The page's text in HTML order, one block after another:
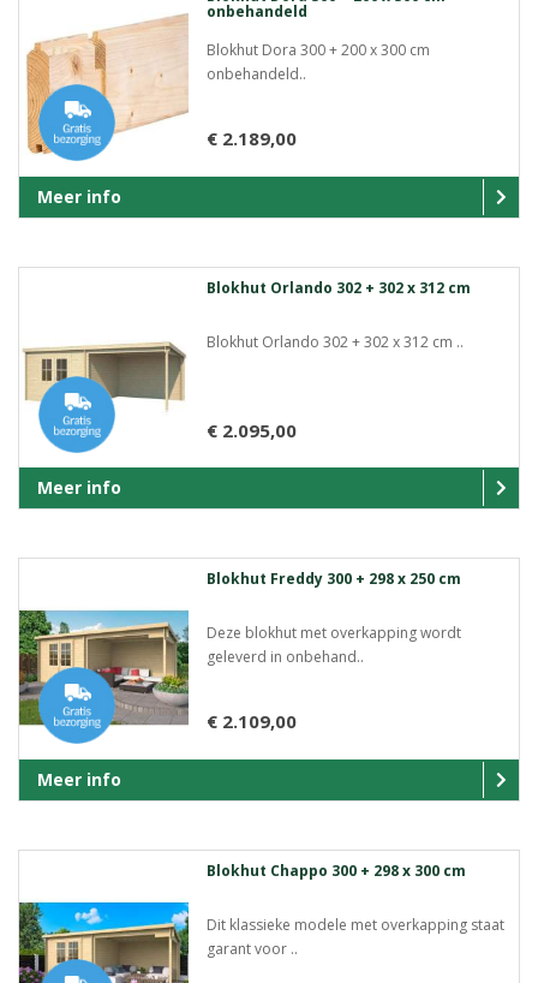
onbehandeld
Blokhut Dora 300 + 200 x 300 cm
onbehandeld..
€ 2.189,00
Meer info
Blokhut Orlando 302 + 302 x 312 cm
Blokhut Orlando 302 + 302 x 312 cm ..
€ 2.095,00
Meer info
Blokhut Freddy 300 + 298 x 250 cm
Deze blokhut met overkapping wordt
geleverd in onbehand..
€ 2.109,00
Meer info
Blokhut Chappo 300 + 298 x 300 cm
Dit klassieke modele met overkapping staat
garant voor ..